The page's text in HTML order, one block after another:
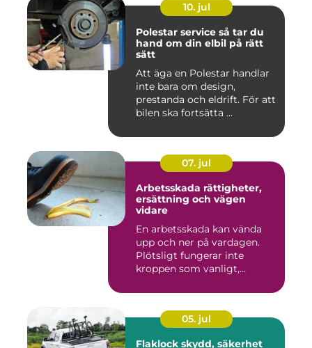
10. jul
Polestar service så tar du
hand om din elbil på rätt
sätt
Att äga en Polestar handlar
inte bara om design,
prestanda och eldrift. För att
bilen ska fortsätta ...
07. jul
Arbetsskada rättigheter,
ersättning och vägen
vidare
En arbetsskada kan vända
upp och ner på vardagen.
Plötsligt fungerar inte
kroppen som vanligt,
05. jul
Flaklock skydd, säkerhet